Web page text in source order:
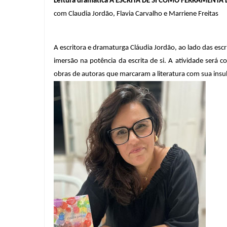
com Claudia Jordão, Flavia Carvalho e Marriene Freitas
A escritora e dramaturga Cláudia Jordão, ao lado das
imersão na potência da escrita de si. A atividade será
obras de autoras que marcaram a literatura com sua